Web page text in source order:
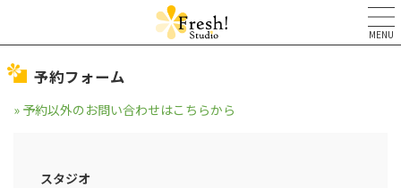
MENU
予約フォーム
» 予約以外のお問い合わせはこちらから
スタジオ